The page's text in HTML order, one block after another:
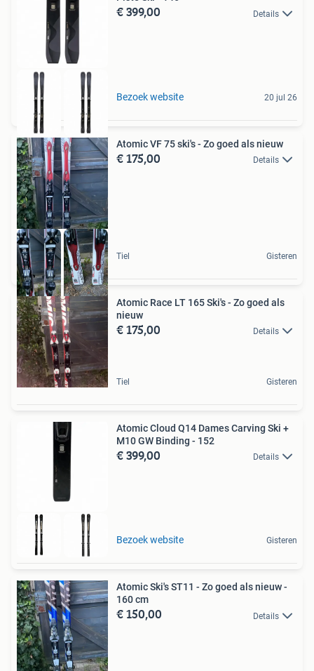
€ 399,00 Details
Bezoek website 20 jul 26
Atomic VF 75 ski's - Zo goed als nieuw
€ 175,00 Details
Tiel Gisteren
Atomic Race LT 165 Ski's - Zo goed als
nieuw
€ 175,00 Details
Tiel Gisteren
Atomic Cloud Q14 Dames Carving Ski +
M10 GW Binding - 152
€ 399,00 Details
Bezoek website Gisteren
Atomic Ski's ST11 - Zo goed als nieuw -
160 cm
€ 150,00 Details